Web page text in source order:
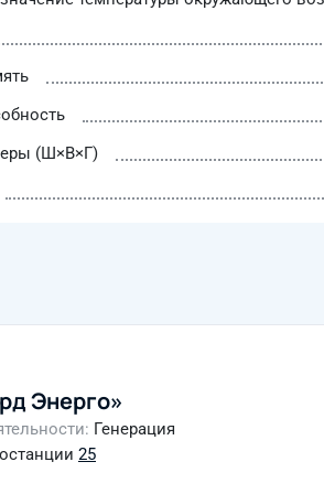
(Ш×В×Г)
Энерго»
Генерация
25